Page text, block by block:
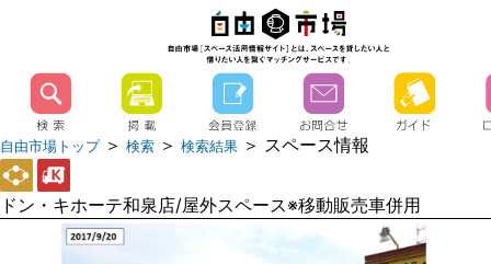
自由市場トップ＞ 検索 ＞ 検索結果 ＞ スペース情報
ドン・キホーテ和泉店/屋外スペース※移動販売車併用